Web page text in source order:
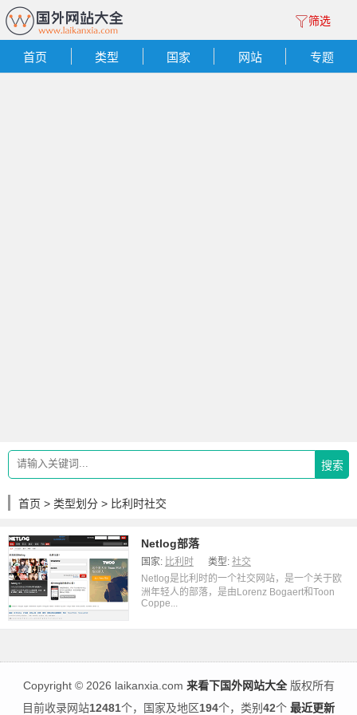
筛选
首页 类型 国家 网站 专题
搜索
首页 > 类型划分 > 比利时社交
Netlog部落
国家: 比利时 类型: 社交
Netlog是比利时的一个社交网站，是一个关于欧
洲年轻人的部落，是由Lorenz Bogaert和Toon
Coppe...
Copyright ©2026 laikanxia.com 来看下国外网站大全版权所有
目前收录网站12481个，国家及地区194个，类别 42个 最近更新